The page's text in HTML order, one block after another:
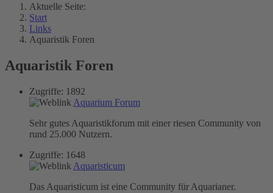
Aktuelle Seite:
Start
Links
Aquaristik Foren
Aquaristik Foren
Zugriffe: 1892
Aquarium Forum
Sehr gutes Aquaristikforum mit einer riesen Community von
rund 25.000 Nutzern.
Zugriffe: 1648
Aquaristicum
Das Aquaristicum ist eine Community für Aquarianer.